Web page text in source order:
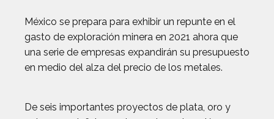
México se prepara para exhibir un repunte en el
gasto de exploración minera en 2021 ahora que
una serie de empresas expandirán su presupuesto
en medio del alza del precio de los metales.
De seis importantes proyectos de plata, oro y